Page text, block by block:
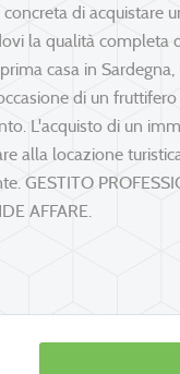
di acquistare
la qualità completa
casa in
di un
L'acquisto di un
alla locazione
GESTITO
AFFARE.